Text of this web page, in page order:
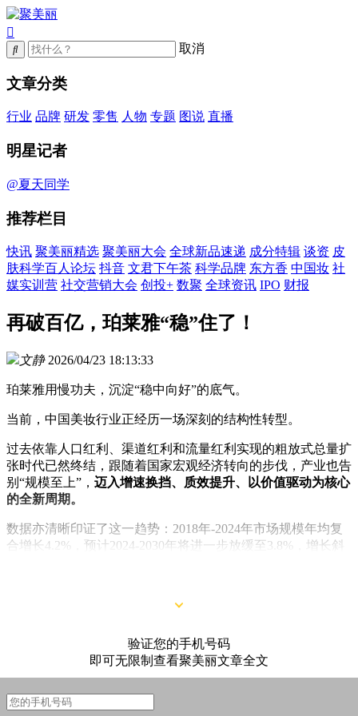
取消
文章分类
行业 品牌 研发 零售 人物 专题 图说 直播
明星记者
@夏天同学
推荐栏目
快讯 聚美丽精选 聚美丽大会 全球新品速递 成分特辑 谈资 皮
肤科学百人论坛 抖音 文君下午茶 科学品牌 东方香 中国妆 社
媒实训营 社交营销大会 创投+ 数聚 全球资讯 IPO 财报
再破百亿，珀莱雅“稳”住了！
文静 2026/04/23 18:13:33
珀莱雅用慢功夫，沉淀“稳中向好”的底气。
当前，中国美妆行业正经历一场深刻的结构性转型。
过去依靠人口红利、渠道红利和流量红利实现的粗放式总量扩
张时代已然终结，跟随着国家宏观经济转向的步伐，产业也告
别“规模至上”， 迈入增速换挡、质效提升、以价值驱动为核心
的全新周期。
数据亦清晰印证了这一趋势：2018年-2024年市场规模年均复
合增长4.2%，预计2024-2030年将进一步放缓至3.8%，增长斜
验证您的手机号码
即可无限制查看聚美丽文章全文